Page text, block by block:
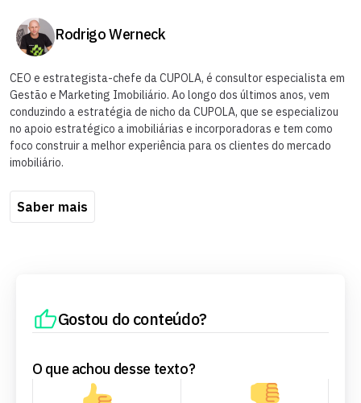
Rodrigo Werneck
CEO e estrategista-chefe da CUPOLA, é consultor especialista em
Gestão e Marketing Imobiliário. Ao longo dos últimos anos, vem
conduzindo a estratégia de nicho da CUPOLA, que se especializou
no apoio estratégico a imobiliárias e incorporadoras e tem como
foco construir a melhor experiência para os clientes do mercado
imobiliário.
Saber mais
Gostou do conteúdo?
O que achou desse texto?